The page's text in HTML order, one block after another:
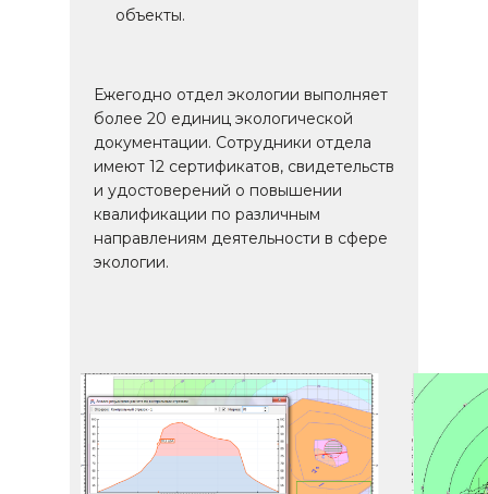
объекты.
Ежегодно отдел экологии выполняет
более 20 единиц экологической
документации. Сотрудники отдела
имеют 12 сертификатов, свидетельств
и удостоверений о повышении
квалификации по различным
направлениям деятельности в сфере
экологии.